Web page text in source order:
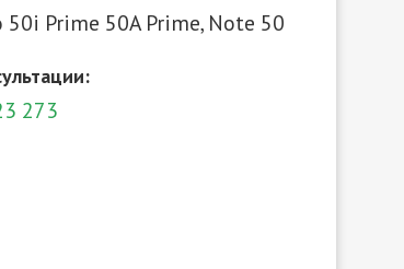
50i Prime 50A Prime, Note 50
273